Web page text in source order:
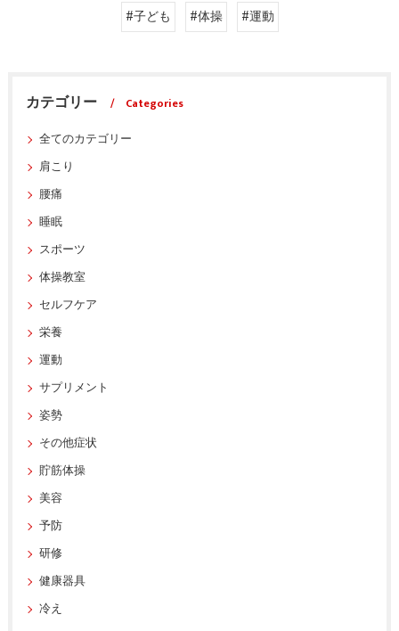
#子ども
#体操 #運動
カテゴリー
Categories
全てのカテゴリー
肩こり
腰痛
睡眠
スポーツ
体操教室
セルフケア
栄養
運動
サプリメント
姿勢
その他症状
貯筋体操
美容
予防
研修
健康器具
冷え